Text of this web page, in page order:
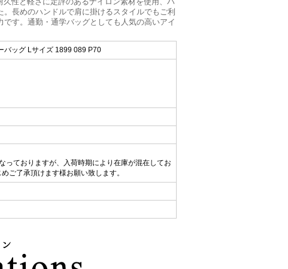
長めのハンドルで肩に掛けるスタイルでもご利
す。通勤・通学バッグとしても人気の高いアイ
バッグ Lサイズ 1899 089 P70
ておりますが、入荷時期により在庫が混在してお
ご了承頂けます様お願い致します。